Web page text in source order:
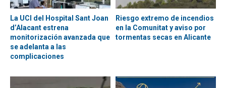
La UCI del Hospital Sant Joan
d’Alacant estrena
monitorización avanzada que
se adelanta a las
complicaciones
Riesgo extremo de incendios
en la Comunitat y aviso por
tormentas secas en Alicante